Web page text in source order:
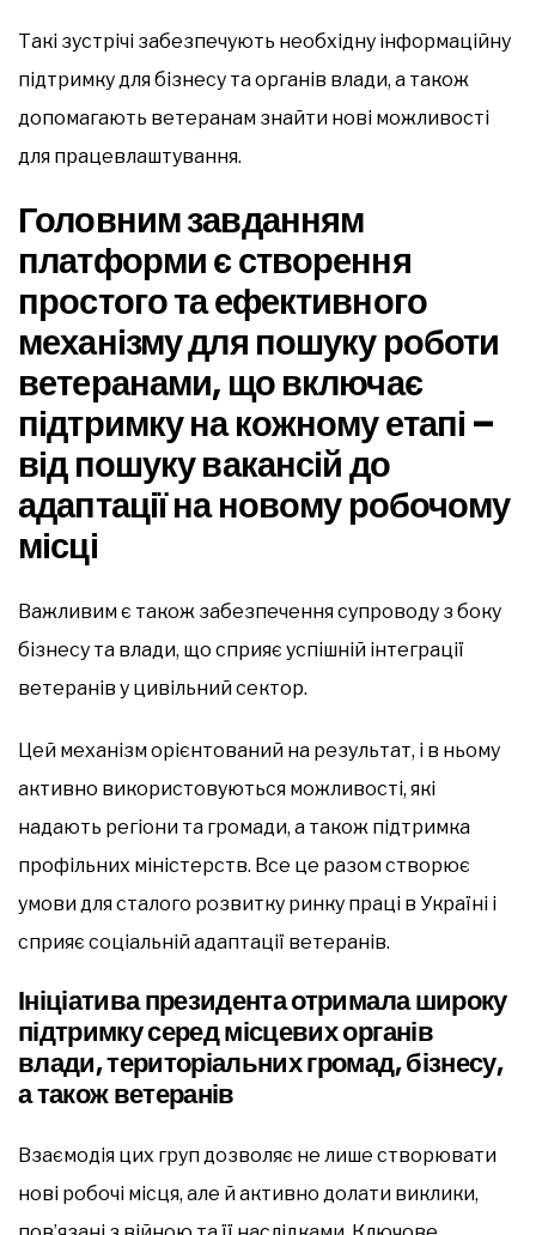
Такі зустрічі забезпечують необхідну інформаційну
підтримку для бізнесу та органів влади, а також
допомагають ветеранам знайти нові можливості
для працевлаштування.
Головним завданням
платформи є створення
простого та ефективного
механізму для пошуку роботи
ветеранами, що включає
підтримку на кожному етапі –
від пошуку вакансій до
адаптації на новому робочому
місці
Важливим є також забезпечення супроводу з боку
бізнесу та влади, що сприяє успішній інтеграції
ветеранів у цивільний сектор.
Цей механізм орієнтований на результат, і в ньому
активно використовуються можливості, які
надають регіони та громади, а також підтримка
профільних міністерств. Все це разом створює
умови для сталого розвитку ринку праці в Україні і
сприяє соціальній адаптації ветеранів.
Ініціатива президента отримала широку
підтримку серед місцевих органів
влади, територіальних громад, бізнесу,
а також ветеранів
Взаємодія цих груп дозволяє не лише створювати
нові робочі місця, але й активно долати виклики,